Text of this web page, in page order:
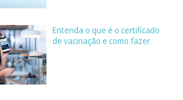
Entenda o que é o certificado
de vacinação e como fazer